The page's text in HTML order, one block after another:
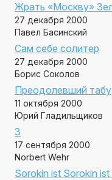
Жрать «Москву»
27 декабря 2000
Павел Басинский
Сам себе солитер
27 декабря 2000
Борис Соколов
Преодолевший табу
11 октября 2000
Юрий Гладильщиков
3
17 сентября 2000
Norbert Wehr
Sorokin ist Sorokin ist